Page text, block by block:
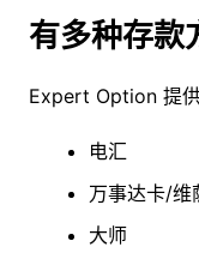
有多种存款
Expert Option 提供
电汇
万事达卡/维
大师